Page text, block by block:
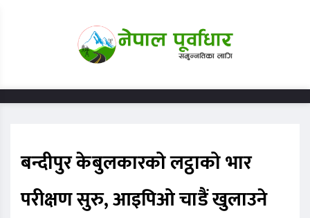
बन्दीपुर केबुलकारको लट्ठाको भार
परीक्षण सुरु, आइपिओ चाडैं खुलाउने